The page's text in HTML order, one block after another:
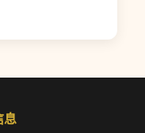
息